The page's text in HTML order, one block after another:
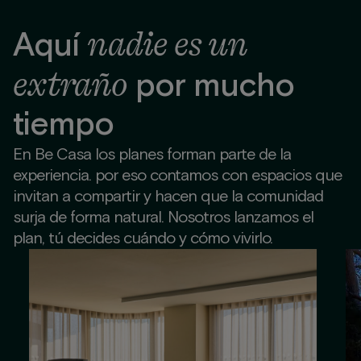
Aquínadie es un
extraño por mucho
tiempo
En Be Casa los planes forman parte de la
experiencia. por eso contamos con espacios que
invitan a compartir y hacen que la comunidad
surja de forma natural. Nosotros lanzamos el
plan, tú decides cuándo y cómo vivirlo.